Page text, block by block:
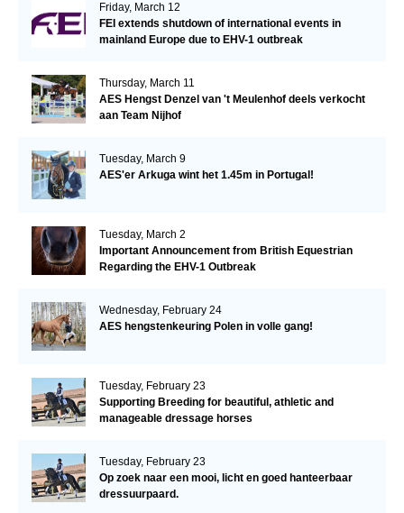
Friday, March 12
FEI extends shutdown of international events in
mainland Europe due to EHV-1 outbreak
Thursday, March 11
AES Hengst Denzel van 't Meulenhof deels verkocht
aan Team Nijhof
Tuesday, March 9
AES'er Arkuga wint het 1.45m in Portugal!
Tuesday, March 2
Important Announcement from British Equestrian
Regarding the EHV-1 Outbreak
Wednesday, February 24
AES hengstenkeuring Polen in volle gang!
Tuesday, February 23
Supporting Breeding for beautiful, athletic and
manageable dressage horses
Tuesday, February 23
Op zoek naar een mooi, licht en goed hanteerbaar
dressuurpaard.